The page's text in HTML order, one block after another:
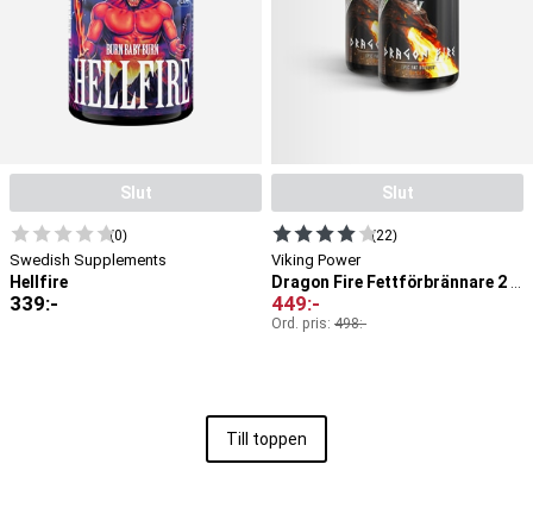
Slut
(0)
Swedish Supplements
Hellfire
339:-
Slut
(22)
Viking Power
Dragon Fire Fettförbrännare 2 st
449:-
Ord. pris: 498:-
Till toppen